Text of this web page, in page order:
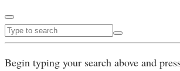
Begin typing your search above and